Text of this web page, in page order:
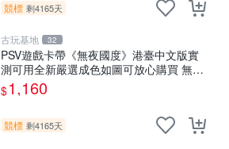
競標 剩4165天
古玩基地 32
PSV遊戲卡帶《無夜國度》港臺中文版實
測可用全新嚴選成色如圖可放心購買 無夜
國度 PSV 港臺中文 游戲卡帶
$1,160
競標 剩4165天